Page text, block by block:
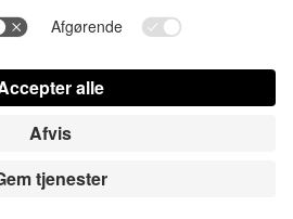
us today
Kontakt